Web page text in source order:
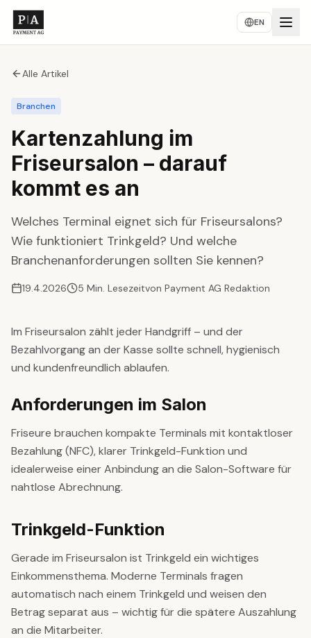
EN
Alle Artikel
Branchen
Kartenzahlung im
Friseursalon – darauf
kommt es an
Welches Terminal eignet sich für Friseursalons?
Wie funktioniert Trinkgeld? Und welche
Branchenanforderungen sollten Sie kennen?
19.4.2026 5 Min. Lesezeitvon Payment AG Redaktion
Im Friseursalon zählt jeder Handgriff – und der
Bezahlvorgang an der Kasse sollte schnell, hygienisch
und kundenfreundlich ablaufen.
Anforderungen im Salon
Friseure brauchen kompakte Terminals mit kontaktloser
Bezahlung (NFC), klarer Trinkgeld-Funktion und
idealerweise einer Anbindung an die Salon-Software für
nahtlose Abrechnung.
Trinkgeld-Funktion
Gerade im Friseursalon ist Trinkgeld ein wichtiges
Einkommensthema. Moderne Terminals fragen
automatisch nach einem Trinkgeld und weisen den
Betrag separat aus – wichtig für die spätere Auszahlung
an die Mitarbeiter.